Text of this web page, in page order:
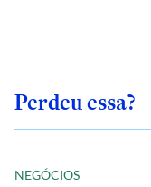
Perdeu essa?
NEGÓCIOS